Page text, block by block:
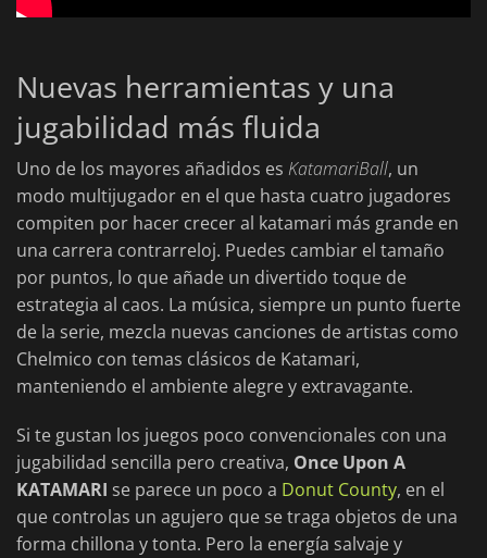
Nuevas herramientas y una
jugabilidad más fluida
Uno de los mayores añadidos es KatamariBall, un
modo multijugador en el que hasta cuatro jugadores
compiten por hacer crecer al katamari más grande en
una carrera contrarreloj. Puedes cambiar el tamaño
por puntos, lo que añade un divertido toque de
estrategia al caos. La música, siempre un punto fuerte
de la serie, mezcla nuevas canciones de artistas como
Chelmico con temas clásicos de Katamari,
manteniendo el ambiente alegre y extravagante.
Si te gustan los juegos poco convencionales con una
jugabilidad sencilla pero creativa, Once Upon A
KATAMARI se parece un poco a Donut County, en el
que controlas un agujero que se traga objetos de una
forma chillona y tonta. Pero la energía salvaje y